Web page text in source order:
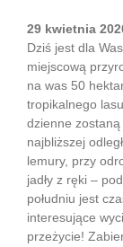
29 kwietnia
Dziś jest dla
miejscową
na was 50
tropikalnego
dzienne
najbliższej
lemury, przy
jadły z ręki –
południu jest
interesujące
przeżycie!